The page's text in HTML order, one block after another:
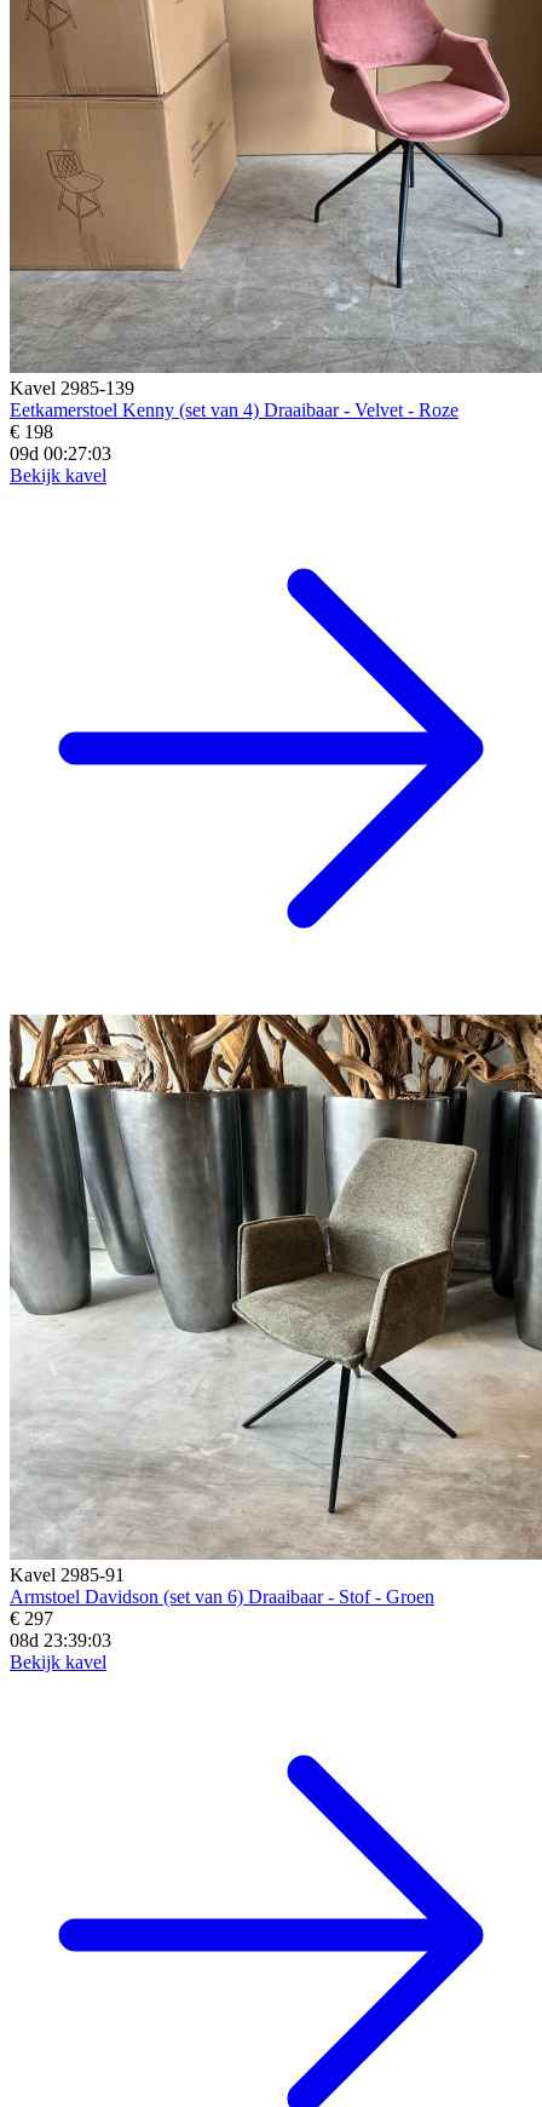
Kavel 2985-139
Eetkamerstoel Kenny (set van 4) Draaibaar - Velvet - Roze
€ 198
09d 00:27:02
Bekijk kavel
Kavel 2985-91
Armstoel Davidson (set van 6) Draaibaar - Stof - Groen
€ 297
08d 23:39:02
Bekijk kavel